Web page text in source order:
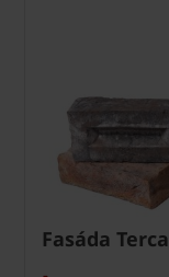
Fasáda Terca